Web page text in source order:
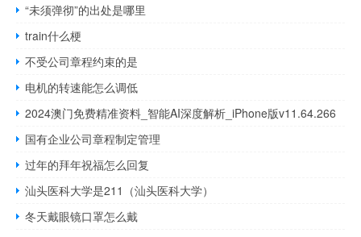
“未须弹彻”的出处是哪里
train什么梗
不受公司章程约束的是
电机的转速能怎么调低
2024澳门免费精准资料_智能AI深度解析_iPhone版v11.64.266
国有企业公司章程制定管理
过年的拜年祝福怎么回复
汕头医科大学是211（汕头医科大学）
冬天戴眼镜口罩怎么戴